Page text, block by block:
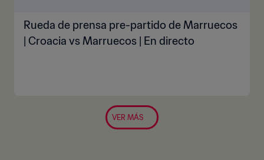
Rueda de prensa pre-partido de Marruecos
| Croacia vs Marruecos | En directo
VER MÁS